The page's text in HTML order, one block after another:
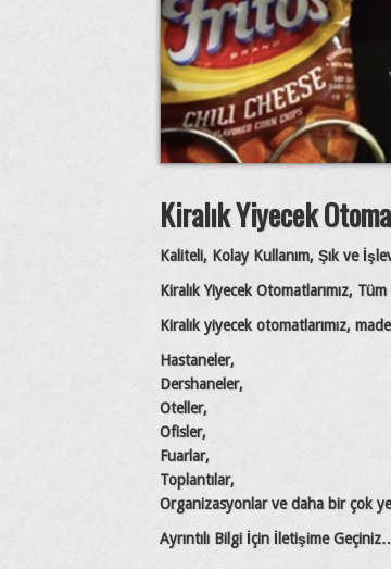
Kiralık Yiyecek
Kaliteli, Kolay Kullanım, Şık ve
Kiralık Yiyecek Otomatlarımız,
Kiralık yiyecek otomatlarımız,
Hastaneler,
Dershaneler,
Oteller,
Ofisler,
Fuarlar,
Toplantılar,
Organizasyonlar ve daha bir çok
Ayrıntılı Bilgi İçin İletişime